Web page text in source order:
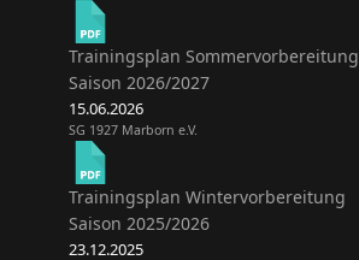
Trainingsplan Sommervorbereitung
Saison 2026/2027
15.06.2026
SG 1927 Marborn e.V.
Trainingsplan Wintervorbereitung
Saison 2025/2026
23.12.2025